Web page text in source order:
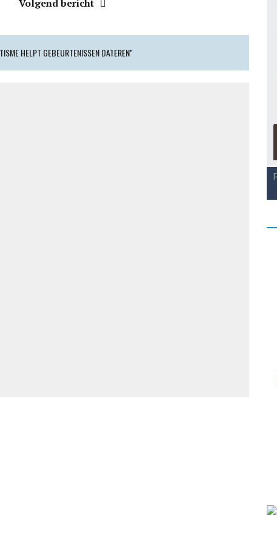
Volgend bericht
HELPT GEBEURTENISSEN DATEREN"